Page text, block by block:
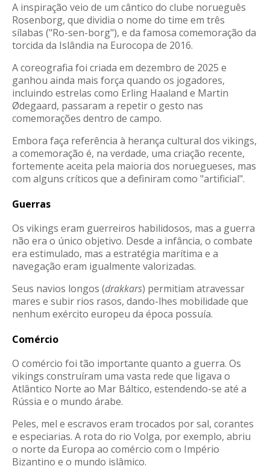
A inspiração veio de um cântico do clube norueguês
Rosenborg, que dividia o nome do time em três
sílabas ("Ro-sen-borg"), e da famosa comemoração da
torcida da Islândia na Eurocopa de 2016.
A coreografia foi criada em dezembro de 2025 e
ganhou ainda mais força quando os jogadores,
incluindo estrelas como Erling Haaland e Martin
Ødegaard, passaram a repetir o gesto nas
comemorações dentro de campo.
Embora faça referência à herança cultural dos vikings,
a comemoração é, na verdade, uma criação recente,
fortemente aceita pela maioria dos noruegueses, mas
com alguns críticos que a definiram como "artificial".
Guerras
Os vikings eram guerreiros habilidosos, mas a guerra
não era o único objetivo. Desde a infância, o combate
era estimulado, mas a estratégia marítima e a
navegação eram igualmente valorizadas.
Seus navios longos (drakkars) permitiam atravessar
mares e subir rios rasos, dando-lhes mobilidade que
nenhum exército europeu da época possuía.
Comércio
O comércio foi tão importante quanto a guerra. Os
vikings construíram uma vasta rede que ligava o
Atlântico Norte ao Mar Báltico, estendendo-se até a
Rússia e o mundo árabe.
Peles, mel e escravos eram trocados por sal, corantes
e especiarias. A rota do rio Volga, por exemplo, abriu
o norte da Europa ao comércio com o Império
Bizantino e o mundo islâmico.